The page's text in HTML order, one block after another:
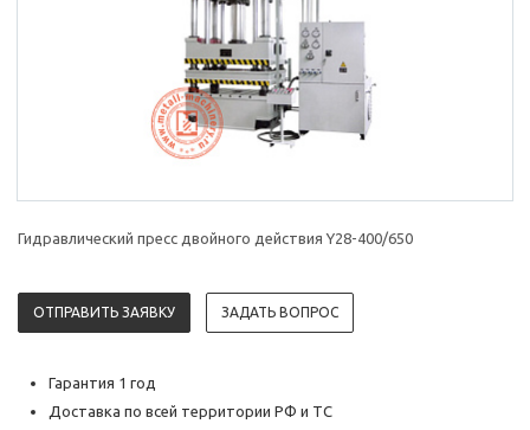
Гидравлический пресс двойного действия Y28-400/650
ОТПРАВИТЬ ЗАЯВКУ ЗАДАТЬ ВОПРОС
Гарантия 1 год
Доставка по всей территории РФ и ТС